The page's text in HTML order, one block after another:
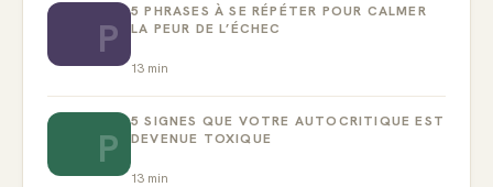
P
5 PHRASES À SE RÉPÉTER POUR CALMER
LA PEUR DE L’ÉCHEC
13 min
P
5 SIGNES QUE VOTRE AUTOCRITIQUE EST
DEVENUE TOXIQUE
13 min